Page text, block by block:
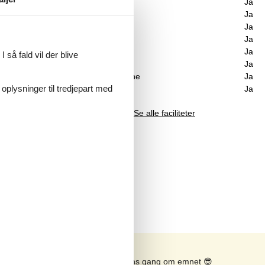
Ja
Sauna
Ja
Ja
Ja
Vaskemaskine
Ja
Ja
Opvaskemaskine
Ja
Energivenligt
Ja
Se alle faciliteter
Se solens gang om emnet 😎
så fald vil der blive
til tredjepart med